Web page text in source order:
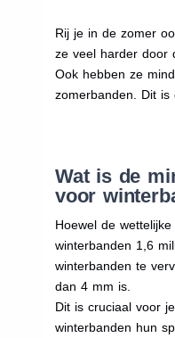
Rij je in de zomer
ze veel harder door
Ook hebben ze
zomerbanden. Dit is
Wat is de
voor
Hoewel de
winterbanden 1,6
winterbanden te
dan 4 mm is.
Dit is cruciaal voor
winterbanden hun